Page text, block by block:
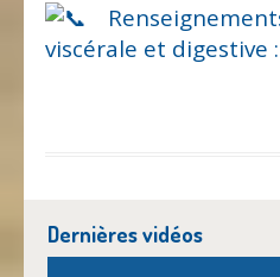
viscérale et digestive
Dernières vidéos